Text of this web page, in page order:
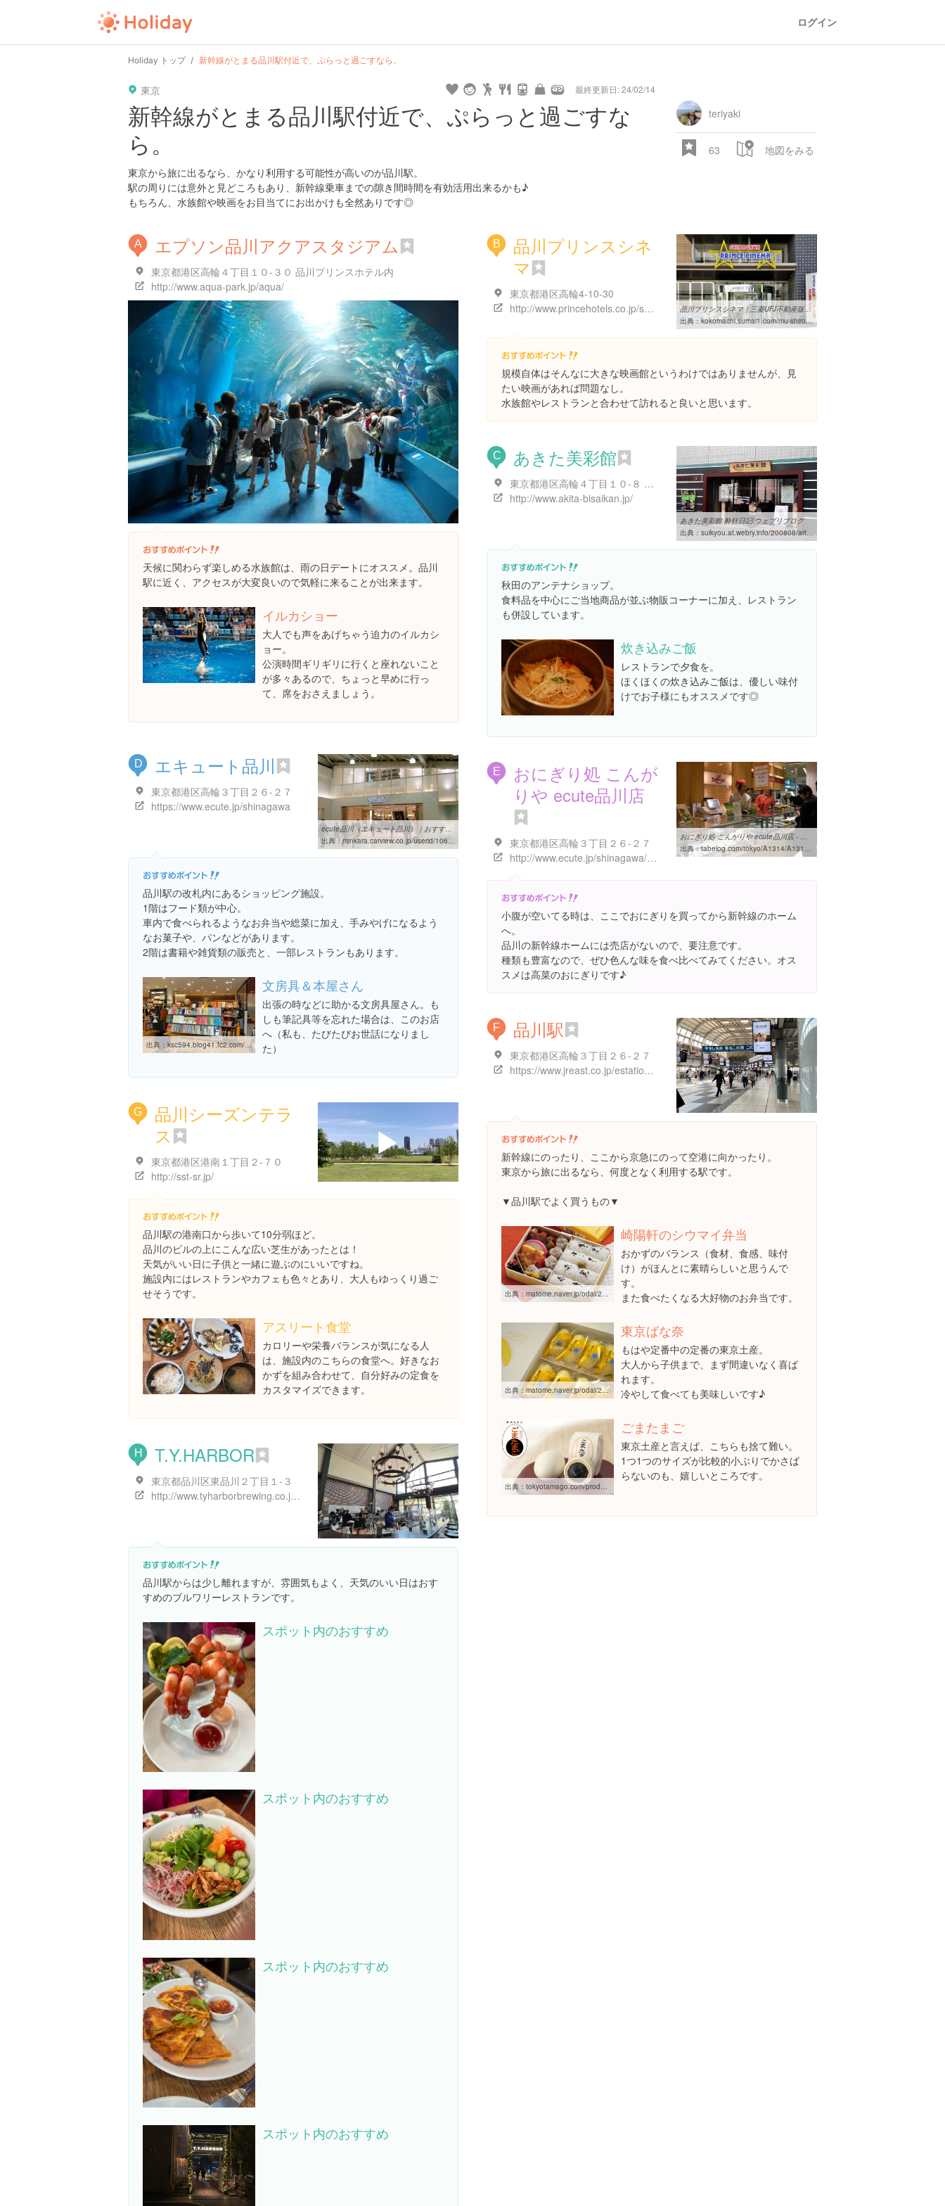
ログイン
Holiday トップ 新幹線がとまる品川駅付近で、ぷらっと過ごすなら。
東京 最終更新日: 24/02/14
新幹線がとまる品川駅付近で、ぷらっと過ごすな
ら。
東京から旅に出るなら、かなり利用する可能性が高いのが品川駅。
駅の周りには意外と見どころもあり、新幹線乗車までの隙き間時間を有効活用出来るかも♪
もちろん、水族館や映画をお目当てにお出かけも全然ありです◎
teriyaki
63 地図をみる
A エプソン品川アクアスタジアム
東京都港区高輪４丁目１０-３０ 品川プリンスホテル内
http://www.aqua-park.jp/aqua/
天候に関わらず楽しめる水族館は、雨の日デートにオススメ。品川
駅に近く、アクセスが大変良いので気軽に来ることが出来ます。
イルカショー
大人でも声をあげちゃう迫力のイルカシ
ョー。
公演時間ギリギリに行くと座れないこと
が多々あるので、ちょっと早めに行っ
て、席をおさえましょう。
B
品川プリンスシネ
マ
東京都港区高輪4-10-30
http://www.princehotels.co.jp/shinagawa/cinema/
品川プリンスシネマ｜三菱UFJ不動産販売│住みたい街探し【ここまち ...
出典：kokomachi.sumai1.com/mu-shirokane/12
規模自体はそんなに大きな映画館というわけではありませんが、見
たい映画があれば問題なし。
水族館やレストランと合わせて訪れると良いと思います。
C あきた美彩館
東京都港区高輪４丁目１０-８ ウィング高輪WEST-Ⅲ 1階
http://www.akita-bisaikan.jp/
あきた美彩館 酔狂日記/ウェブリブログ
出典： suikyou.at.webry.info/200808/article_2.html
秋田のアンテナショップ。
食料品を中心にご当地商品が並ぶ物販コーナーに加え、レストラン
も併設しています。
炊き込みご飯
レストランで夕食を。
ほくほくの炊き込みご飯は、優しい味付
けでお子様にもオススメです◎
D エキュート品川
東京都港区高輪３丁目２６-２７
https://www.ecute.jp/shinagawa
ecute品川（エキュート品川）｜おすすめスポット｜どんみみ ...
出典：minkara.carview.co.jp/userid/106065/spot/44410
品川駅の改札内にあるショッピング施設。
1階はフード類が中心。
車内で食べられるようなお弁当や総菜に加え、手みやげになるよう
なお菓子や、パンなどがあります。
2階は書籍や雑貨類の販売と、一部レストランもあります。
出典： ksc594.blog41.fc2.com/blog-category-28.html
文房具＆本屋さん
出張の時などに助かる文房具屋さん。も
しも筆記具等を忘れた場合は、このお店
へ（私も、たびたびお世話になりまし
た）
E
おにぎり処 こんが
りや ecute品川店
東京都港区高輪３丁目２６-２７
http://www.ecute.jp/shinagawa/shop/28.html?s%5Btxt%5D=%E3%81%93%E3%82%93%E3%81%8C%E3%82%8A%E3%82%84
おにぎり処 こんがりや ecute品川店 - 品川/おにぎり [食べログ]
出典：tabelog.com/tokyo/A1314/A131403/13040801
小腹が空いてる時は、ここでおにぎりを買ってから新幹線のホーム
へ。
品川の新幹線ホームには売店がないので、要注意です。
種類も豊富なので、ぜひ色んな味を食べ比べてみてください。オス
スメは高菜のおにぎりです♪
F 品川駅
東京都港区高輪３丁目２６-２７
https://www.jreast.co.jp/estation/stations/788.html
新幹線にのったり、ここから京急にのって空港に向かったり。
東京から旅に出るなら、何度となく利用する駅です。
▼品川駅でよく買うもの▼
出典： matome.naver.jp/odai/2141119341555654401
崎陽軒のシウマイ弁当
おかずのバランス（食材、食感、味付
け）がほんとに素晴らしいと思うんで
す。
また食べたくなる大好物のお弁当です。
出典： matome.naver.jp/odai/2142545819359624901/2142551476001144503
東京ばな奈
もはや定番中の定番の東京土産。
大人から子供まで、まず間違いなく喜ば
れます。
冷やして食べても美味しいです♪
出典： tokyotamago.com/product/gomatama/index.html
ごまたまご
東京土産と言えば、こちらも捨て難い。
1つ1つのサイズが比較的小ぶりでかさば
らないのも、嬉しいところです。
G
品川シーズンテラ
ス
東京都港区港南１丁目２-７０
http://sst-sr.jp/
▶
品川駅の港南口から歩いて10分弱ほど。
品川のビルの上にこんな広い芝生があったとは！
天気がいい日に子供と一緒に遊ぶのにいいですね。
施設内にはレストランやカフェも色々とあり、大人もゆっくり過ご
せそうです。
アスリート食堂
カロリーや栄養バランスが気になる人
は、施設内のこちらの食堂へ。好きなお
かずを組み合わせて、自分好みの定食を
カスタマイズできます。
H T.Y.HARBOR
東京都品川区東品川２丁目１-３
http://www.tyharborbrewing.co.jp/jp/ty-harbor/
品川駅からは少し離れますが、雰囲気もよく、天気のいい日はおす
すめのブルワリーレストランです。
スポット内のおすすめ
スポット内のおすすめ
スポット内のおすすめ
スポット内のおすすめ